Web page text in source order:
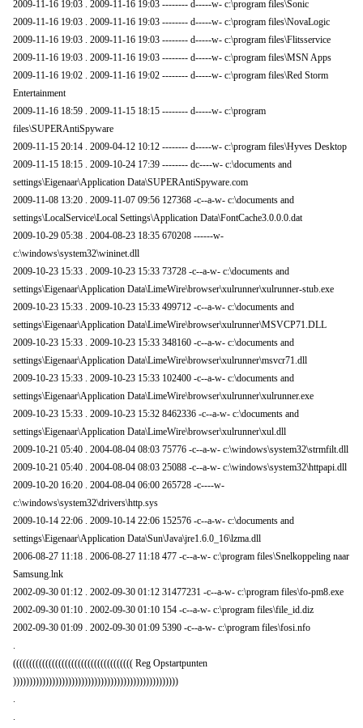
2009-11-16 19:03 . 2009-11-16 19:03 -------- d-----w- c:\program files\Sonic
2009-11-16 19:03 . 2009-11-16 19:03 -------- d-----w- c:\program files\NovaLogic
2009-11-16 19:03 . 2009-11-16 19:03 -------- d-----w- c:\program files\Flitsservice
2009-11-16 19:03 . 2009-11-16 19:03 -------- d-----w- c:\program files\MSN Apps
2009-11-16 19:02 . 2009-11-16 19:02 -------- d-----w- c:\program files\Red Storm
Entertainment
2009-11-16 18:59 . 2009-11-15 18:15 -------- d-----w- c:\program
files\SUPERAntiSpyware
2009-11-15 20:14 . 2009-04-12 10:12 -------- d-----w- c:\program files\Hyves Desktop
2009-11-15 18:15 . 2009-10-24 17:39 -------- dc----w- c:\documents and
settings\Eigenaar\Application Data\SUPERAntiSpyware.com
2009-11-08 13:20 . 2009-11-07 09:56 127368 -c--a-w- c:\documents and
settings\LocalService\Local Settings\Application Data\FontCache3.0.0.0.dat
2009-10-29 05:38 . 2004-08-23 18:35 670208 ------w-
c:\windows\system32\wininet.dll
2009-10-23 15:33 . 2009-10-23 15:33 73728 -c--a-w- c:\documents and
settings\Eigenaar\Application Data\LimeWire\browser\xulrunner\xulrunner-stub.exe
2009-10-23 15:33 . 2009-10-23 15:33 499712 -c--a-w- c:\documents and
settings\Eigenaar\Application Data\LimeWire\browser\xulrunner\MSVCP71.DLL
2009-10-23 15:33 . 2009-10-23 15:33 348160 -c--a-w- c:\documents and
settings\Eigenaar\Application Data\LimeWire\browser\xulrunner\msvcr71.dll
2009-10-23 15:33 . 2009-10-23 15:33 102400 -c--a-w- c:\documents and
settings\Eigenaar\Application Data\LimeWire\browser\xulrunner\xulrunner.exe
2009-10-23 15:33 . 2009-10-23 15:32 8462336 -c--a-w- c:\documents and
settings\Eigenaar\Application Data\LimeWire\browser\xulrunner\xul.dll
2009-10-21 05:40 . 2004-08-04 08:03 75776 -c--a-w- c:\windows\system32\strmfilt.dll
2009-10-21 05:40 . 2004-08-04 08:03 25088 -c--a-w- c:\windows\system32\httpapi.dll
2009-10-20 16:20 . 2004-08-04 06:00 265728 -c----w-
c:\windows\system32\drivers\http.sys
2009-10-14 22:06 . 2009-10-14 22:06 152576 -c--a-w- c:\documents and
settings\Eigenaar\Application Data\Sun\Java\jre1.6.0_16\lzma.dll
2006-08-27 11:18 . 2006-08-27 11:18 477 -c--a-w- c:\program files\Snelkoppeling naar
Samsung.lnk
2002-09-30 01:12 . 2002-09-30 01:12 31477231 -c--a-w- c:\program files\fo-pm8.exe
2002-09-30 01:10 . 2002-09-30 01:10 154 -c--a-w- c:\program files\file_id.diz
2002-09-30 01:09 . 2002-09-30 01:09 5390 -c--a-w- c:\program files\fosi.nfo
.
((((((((((((((((((((((((((((((((((((( Reg Opstartpunten
)))))))))))))))))))))))))))))))))))))))))))))))))))
.
.